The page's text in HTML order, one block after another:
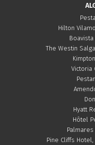
Hilton
The Westin
Victoria
Hyatt
Hôtel
Pine Cliffs